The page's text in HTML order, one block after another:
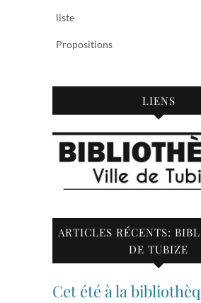
liste
Propositions
LIENS
ARTICLES RÉCENTS:
DE TUBIZE
Cet été à la